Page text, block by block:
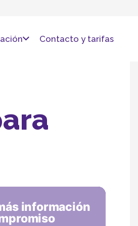
Contacto y tarifas
información